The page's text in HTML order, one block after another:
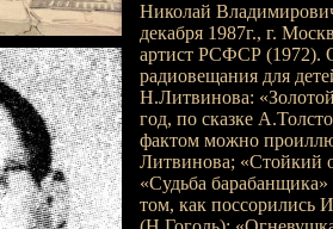
Николай
декабря 1987г., г.
артист РСФСР (1972).
радиовещания для
Н.Литвинова:
год, по сказке
фактом можно
Литвинова; «Стойкий
«Судьба
том, как поссорились